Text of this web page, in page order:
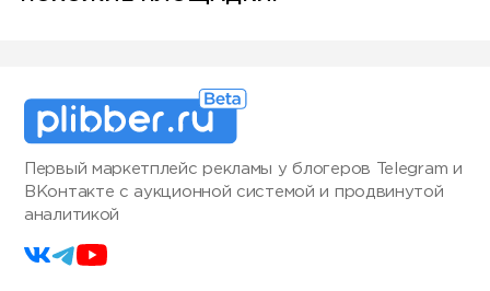
Первый маркетплейс рекламы у блогеров Telegram и
ВКонтакте с аукционной системой и продвинутой
аналитикой